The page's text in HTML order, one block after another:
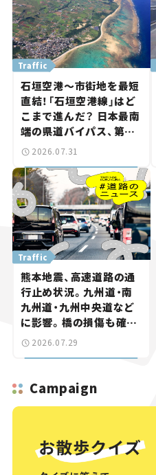
Traffic
石垣空港～市街地を最短
直結！「石垣空港線」はど
こまで進んだ？ 日本最南
端の県道バイパス、第2
工区も延伸開通 【いま気
2026.07.31
Traffic
熊本地震、高速道路の通
行止め状況。九州道・南
九州道・九州中央道など
に影響。橋の損傷も確認
【道路のニュース】
2026.07.29
Campaign